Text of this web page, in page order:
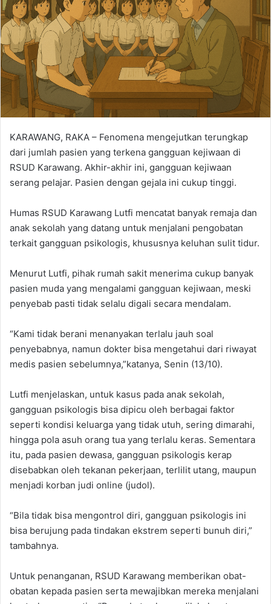
KARAWANG, RAKA – Fenomena mengejutkan terungkap
dari jumlah pasien yang terkena gangguan kejiwaan di
RSUD Karawang. Akhir-akhir ini, gangguan kejiwaan
serang pelajar. Pasien dengan gejala ini cukup tinggi.
Humas RSUD Karawang Lutfi mencatat banyak remaja dan
anak sekolah yang datang untuk menjalani pengobatan
terkait gangguan psikologis, khususnya keluhan sulit tidur.
Menurut Lutfi, pihak rumah sakit menerima cukup banyak
pasien muda yang mengalami gangguan kejiwaan, meski
penyebab pasti tidak selalu digali secara mendalam.
“Kami tidak berani menanyakan terlalu jauh soal
penyebabnya, namun dokter bisa mengetahui dari riwayat
medis pasien sebelumnya,”katanya, Senin (13/10).
Lutfi menjelaskan, untuk kasus pada anak sekolah,
gangguan psikologis bisa dipicu oleh berbagai faktor
seperti kondisi keluarga yang tidak utuh, sering dimarahi,
hingga pola asuh orang tua yang terlalu keras. Sementara
itu, pada pasien dewasa, gangguan psikologis kerap
disebabkan oleh tekanan pekerjaan, terlilit utang, maupun
menjadi korban judi online (judol).
“Bila tidak bisa mengontrol diri, gangguan psikologis ini
bisa berujung pada tindakan ekstrem seperti bunuh diri,”
tambahnya.
Untuk penanganan, RSUD Karawang memberikan obat-
obatan kepada pasien serta mewajibkan mereka menjalani